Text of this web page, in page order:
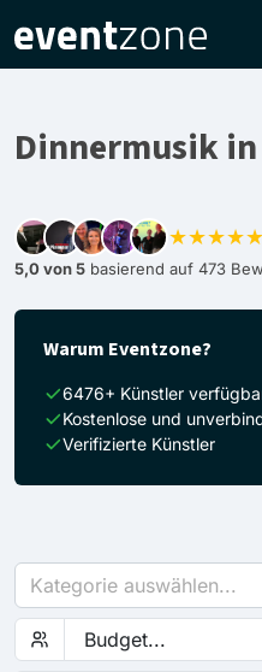
Dinnermusik
★★★★★
5,0 von 5 basierend auf 473
Warum Eventzone?
6476+ Künstler
Kostenlose und
Verifizierte Künstler
Kategorie auswählen...